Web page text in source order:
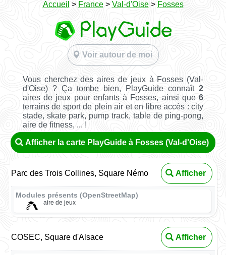
Accueil > France> Val-d'Oise> Fosses
Voir autour de moi
Vous cherchez des aires de jeux à Fosses (Val-
d'Oise) ? Ça tombe bien, PlayGuide connaît2
aires de jeux pour enfants à Fosses, ainsi que6
terrains de sport de plein air et en libre accès : city
stade, skate park, pump track, table de ping-pong,
aire de fitness, ... !
Afficher la carte PlayGuide à Fosses (Val-d'Oise)
Parc des Trois Collines, Square Némo Afficher
Modules présents (OpenStreetMap)
aire de jeux
COSEC, Square d'Alsace Afficher